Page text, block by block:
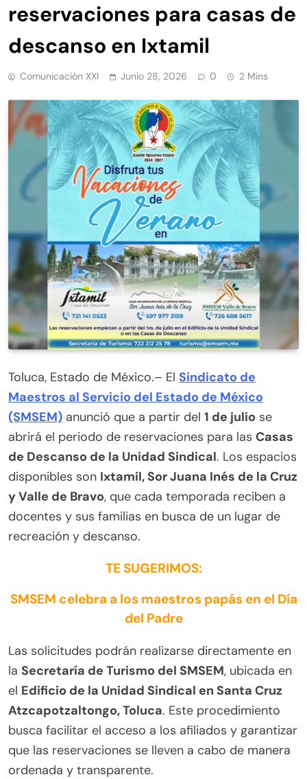
reservaciones para casas de
descanso en Ixtamil
Comunicación XXI Junio 28, 2026 0 2 Mins
Toluca, Estado de México.– El Sindicato de
Maestros al Servicio del Estado de México
(SMSEM) anunció que a partir del 1 de julio se
abrirá el periodo de reservaciones para las Casas
de Descanso de la Unidad Sindical. Los espacios
disponibles son Ixtamil, Sor Juana Inés de la Cruz
y Valle de Bravo, que cada temporada reciben a
docentes y sus familias en busca de un lugar de
recreación y descanso.
TE SUGERIMOS:
SMSEM celebra a los maestros papás en el Día
del Padre
Las solicitudes podrán realizarse directamente en
la Secretaría de Turismo del SMSEM, ubicada en
el Edificio de la Unidad Sindical en Santa Cruz
Atzcapotzaltongo, Toluca. Este procedimiento
busca facilitar el acceso a los afiliados y garantizar
que las reservaciones se lleven a cabo de manera
ordenada y transparente.